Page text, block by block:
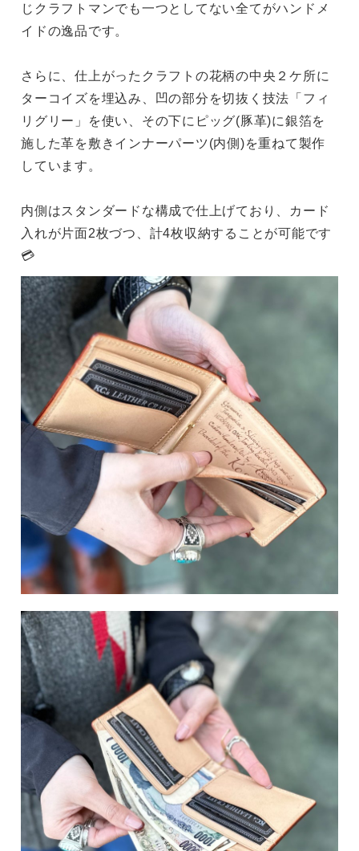
じクラフトマンでも一つとしてない全てがハンドメ
イドの逸品です。
さらに、仕上がったクラフトの花柄の中央２ケ所に
ターコイズを埋込み、凹の部分を切抜く技法「フィ
リグリー」を使い、その下にピッグ(豚革)に銀箔を
施した革を敷きインナーパーツ(内側)を重ねて製作
しています。
内側はスタンダードな構成で仕上げており、カード
入れが片面2枚づつ、計4枚収納することが可能です
💳